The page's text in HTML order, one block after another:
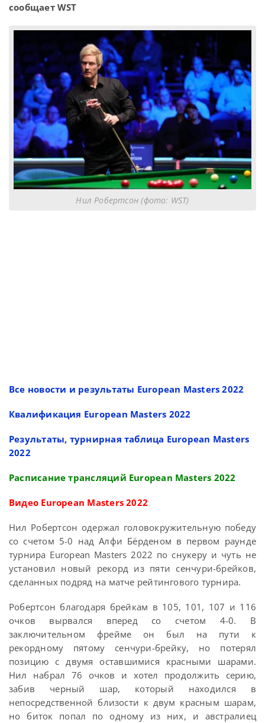
сообщает WST
Нил Робертсон (фото: WST)
Все новости и результаты European Masters 2022
Квалификация European Masters 2022
Результаты, турнирная таблица European Masters
2022
Расписание трансляций European Masters 2022
Видео European Masters 2022
Нил Робертсон одержал головокружительную победу
со счетом 5-0 над Алфи Бёрденом в первом раунде
турнира European Masters 2022 по снукеру и чуть не
установил новый рекорд из пяти сенчури-брейков,
сделанных подряд на матче рейтингового турнира.
Робертсон благодаря брейкам в 105, 101, 107 и 116
очков вырвался вперед со счетом 4-0. В
заключительном фрейме он был на пути к
рекордному пятому сенчури-брейку, но потерял
позицию с двумя оставшимися красными шарами.
Нил набрал 76 очков и хотел продолжить серию,
забив черный шар, который находился в
непосредственной близости к двум красным шарам,
но биток попал по одному из них, и австралиец